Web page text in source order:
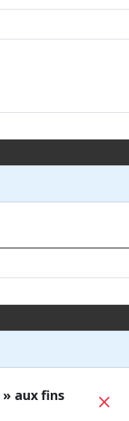
aux fins